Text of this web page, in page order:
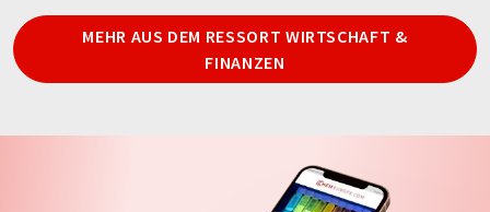
MEHR AUS DEM RESSORT WIRTSCHAFT &
FINANZEN